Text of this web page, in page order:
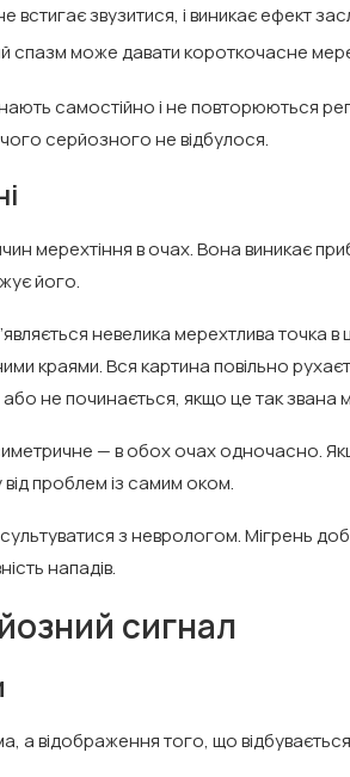
встигає звузитися, і виникає ефект
спазм може давати короткочасне
самостійно і не повторюються
серйозного не відбулося.
мерехтіння в очах. Вона виникає
його.
невелика мерехтлива точка
краями. Вся картина повільно
не починається, якщо це так звана
— в обох очах одночасно.
проблем із самим оком.
з неврологом. Мігрень
нападів.
сигнал
а відображення того, що